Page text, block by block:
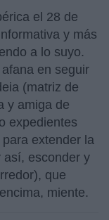
el 28 de
y más
a lo suyo.
en seguir
(matriz de
y amiga de
expedientes
extender la
así, esconder y
que
miente.